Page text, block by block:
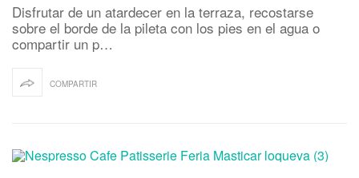
Disfrutar de un atardecer en la terraza, recostarse
sobre el borde de la pileta con los pies en el agua o
compartir un p…
COMPARTIR